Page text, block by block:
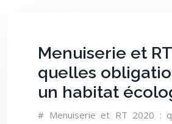
Menuiserie et
quelles
un habitat
# Menuiserie et RT 2020 :